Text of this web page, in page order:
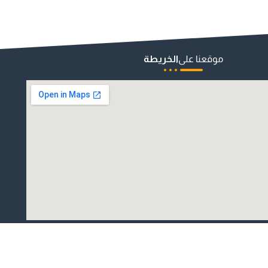
موقعنا علىالخريطة